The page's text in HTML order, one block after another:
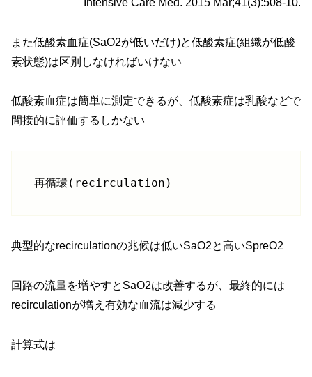
また低酸素血症(SaO2が低いだけ)と低酸素症(組織が低酸
素状態)は区別しなければいけない
低酸素血症は簡単に測定できるが、低酸素症は乳酸などで
間接的に評価するしかない
再循環(recirculation)
典型的なrecirculationの兆候は低いSaO2と高いSpreO2
回路の流量を増やすとSaO2は改善するが、最終的には
recirculationが増え有効な血流は減少する
計算式は